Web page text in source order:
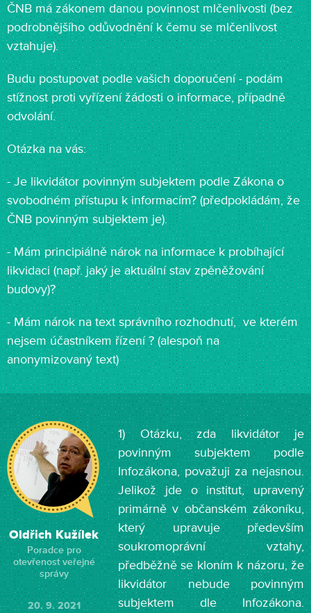
ČNB má zákonem danou povinnost mlčenlivosti (bez
podrobnějšího odůvodnění k čemu se mlčenlivost
vztahuje).
Budu postupovat podle vašich doporučení - podám
stížnost proti vyřízení žádosti o informace, případně
odvolání.
Otázka na vás:
- Je likvidátor povinným subjektem podle Zákona o
svobodném přístupu k informacím? (předpokládám, že
ČNB povinným subjektem je).
- Mám principiálně nárok na informace k probíhající
likvidaci (např. jaký je aktuální stav zpěněžování
budovy)?
- Mám nárok na text správního rozhodnutí, ve kterém
nejsem účastníkem řízení ? (alespoň na
anonymizovaný text)
Oldřich Kužílek
Poradce pro
otevřenost veřejné
správy
20. 9. 2021
1) Otázku, zda likvidátor je
povinným subjektem podle
Infozákona, považuji za nejasnou.
Jelikož jde o institut, upravený
primárně v občanském zákoníku,
který upravuje především
soukromoprávní vztahy,
předběžně se kloním k názoru, že
likvidátor nebude povinným
subjektem dle Infozákona.